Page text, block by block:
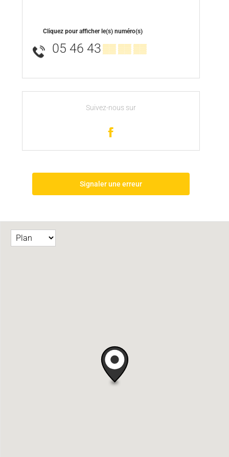
Cliquez pour afficher le(s) numéro(s)
05 46 43▒▒ ▒▒ ▒▒
Suivez-nous sur
Signaler une erreur